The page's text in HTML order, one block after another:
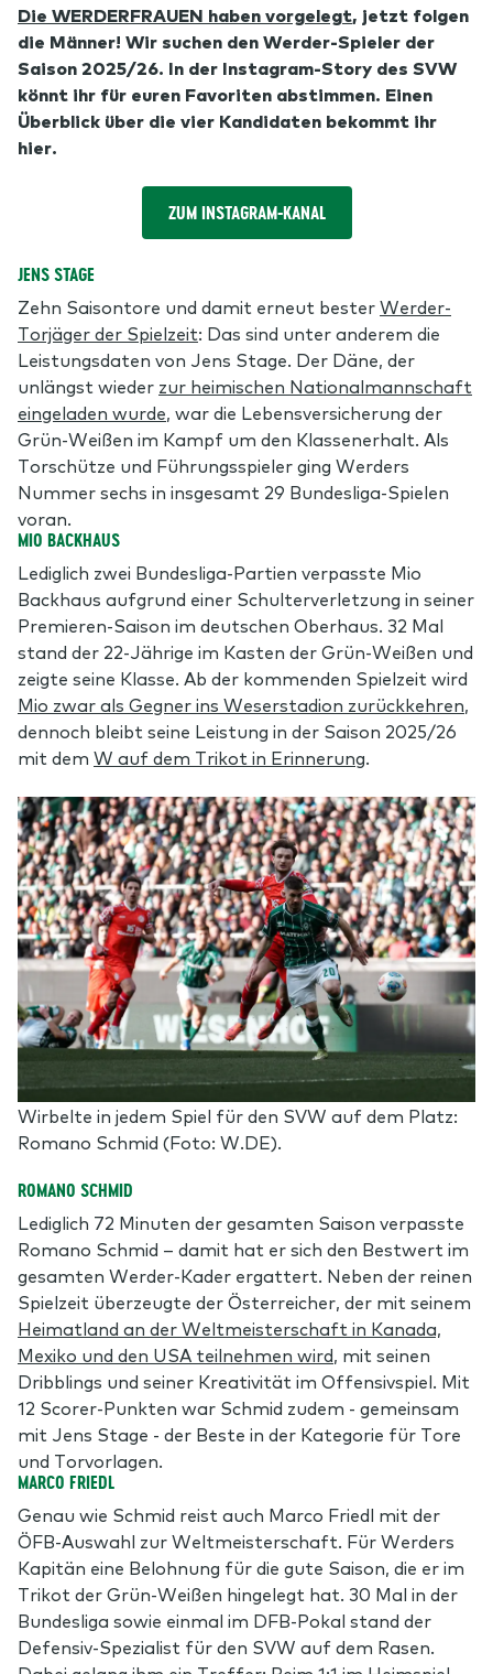
Die WERDERFRAUEN haben vorgelegt, jetzt folgen
die Männer! Wir suchen den Werder-Spieler der
Saison 2025/26. In der Instagram-Story des SVW
könnt ihr für euren Favoriten abstimmen. Einen
Überblick über die vier Kandidaten bekommt ihr
hier.
ZUM INSTAGRAM-KANAL
JENS STAGE
Zehn Saisontore und damit erneut besterWerder-
Torjäger der Spielzeit: Das sind unter anderem die
Leistungsdaten von Jens Stage. Der Däne, der
unlängst wieder zur heimischen Nationalmannschaft
eingeladen wurde, war die Lebensversicherung der
Grün-Weißen im Kampf um den Klassenerhalt. Als
Torschütze und Führungsspieler ging Werders
Nummer sechs in insgesamt 29 Bundesliga-Spielen
voran.
MIO BACKHAUS
Lediglich zwei Bundesliga-Partien verpasste Mio
Backhaus aufgrund einer Schulterverletzung in seiner
Premieren-Saison im deutschen Oberhaus. 32 Mal
stand der 22-Jährige im Kasten der Grün-Weißen und
zeigte seine Klasse. Ab der kommenden Spielzeit wird
Mio zwar als Gegner ins Weserstadion zurückkehren,
dennoch bleibt seine Leistung in der Saison 2025/26
mit dem W auf dem Trikot in Erinnerung.
Wirbelte in jedem Spiel für den SVW auf dem Platz:
Romano Schmid (Foto: W.DE).
ROMANO SCHMID
Lediglich 72 Minuten der gesamten Saison verpasste
Romano Schmid – damit hat er sich den Bestwert im
gesamten Werder-Kader ergattert. Neben der reinen
Spielzeit überzeugte der Österreicher, der mit seinem
Heimatland an der Weltmeisterschaft in Kanada,
Mexiko und den USA teilnehmen wird, mit seinen
Dribblings und seiner Kreativität im Offensivspiel. Mit
12 Scorer-Punkten war Schmid zudem - gemeinsam
mit Jens Stage - der Beste in der Kategorie für Tore
und Torvorlagen.
MARCO FRIEDL
Genau wie Schmid reist auch Marco Friedl mit der
ÖFB-Auswahl zur Weltmeisterschaft. Für Werders
Kapitän eine Belohnung für die gute Saison, die er im
Trikot der Grün-Weißen hingelegt hat. 30 Mal in der
Bundesliga sowie einmal im DFB-Pokal stand der
Defensiv-Spezialist für den SVW auf dem Rasen.